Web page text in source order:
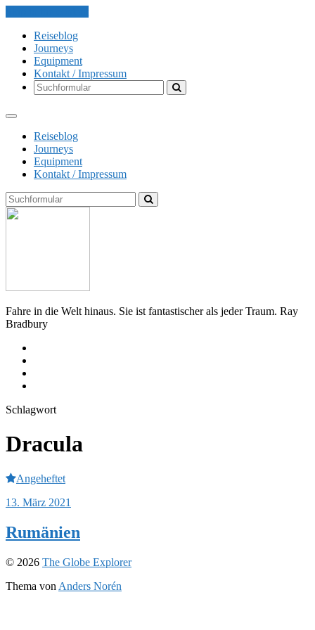
Reiseblog
Journeys
Equipment
Kontakt / Impressum
Search
Reiseblog
Journeys
Equipment
Kontakt / Impressum
Search
Fahre in die Welt hinaus. Sie ist fantastischer als jeder Traum. Ray
Bradbury
Schlagwort
Dracula
Angeheftet
13. März 2021
Rumänien
© 2026 The Globe Explorer
Thema von Anders Norén